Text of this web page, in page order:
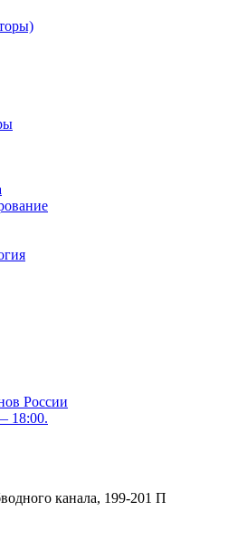
России
18:00.
канала, 199-201 П